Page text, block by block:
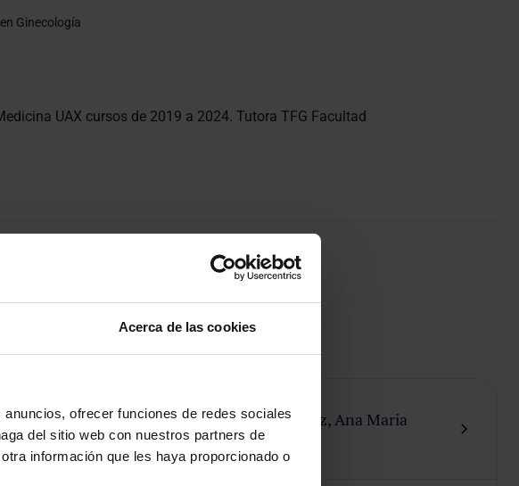
Acerca de las cookies
ofrecer funciones de redes sociales
del sitio web con nuestros partners de
información que les haya proporcionado o
Ginecología
UAX cursos de 2019 a 2024. Tutora TFG Facultad
Gaitero Martinez, Ana Maria
Fertility Center